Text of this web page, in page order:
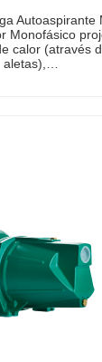
Autoaspirante
Monofásico
calor (através
aletas),…